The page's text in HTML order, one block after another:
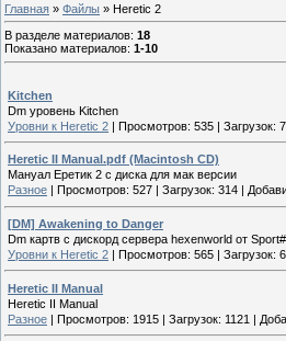
Главная » Файлы » Heretic 2
В разделе материалов: 18
Показано материалов: 1-10
Kitchen
Dm уровень Kitchen
Уровни к Heretic 2 | Просмотров: 535 | Загрузок:
Heretic II Manual.pdf (Macintosh CD)
Мануал Еретик 2 с диска для мак версии
Разное
Просмотров: 527 Загрузок: 314
[DM] Awakening to Danger
Dm картв с дискорд сервера hexenworld от
Уровни к Heretic 2 | Просмотров: 565 | Загрузок:
Heretic II Manual
Heretic II Manual
Разное | Просмотров: 1915 | Загрузок: 1121 |